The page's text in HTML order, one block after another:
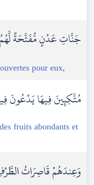
جَنَّاتِ عَدْنٍ مُّفَتَّحَةً لَّهُمُ
pour eux,
مُتَّكِئِينَ فِيهَا يَدْعُونَ
fruits abondants et
۞ وَعِندَهُمْ قَاصِرَاتُ